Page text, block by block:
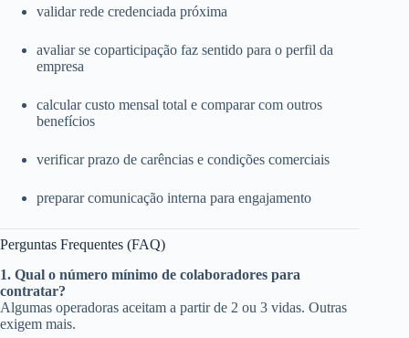
validar rede credenciada próxima
avaliar se coparticipação faz sentido para o perfil da
empresa
calcular custo mensal total e comparar com outros
benefícios
verificar prazo de carências e condições comerciais
preparar comunicação interna para engajamento
Perguntas Frequentes (FAQ)
1. Qual o número mínimo de colaboradores para
contratar?
Algumas operadoras aceitam a partir de 2 ou 3 vidas. Outras
exigem mais.